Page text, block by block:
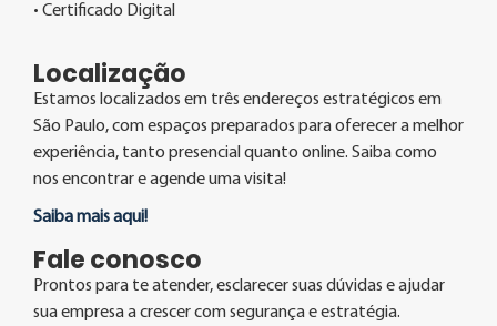
• Certificado Digital
Localização
Estamos localizados em três endereços estratégicos em
São Paulo, com espaços preparados para oferecer a melhor
experiência, tanto presencial quanto online. Saiba como
nos encontrar e agende uma visita!
Saiba mais aqui!
Fale conosco
Prontos para te atender, esclarecer suas dúvidas e ajudar
sua empresa a crescer com segurança e estratégia.